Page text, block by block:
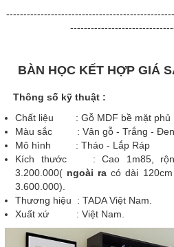
BÀN HỌC KẾT HỢP GIÁ
Thông số kỹ thuật :
Chất liệu : Gỗ MDF bề mặt phủ
Màu sắc : Vân gỗ - Trắng - Đen
Mô hình : Tháo - Lắp Ráp
Kích thước : Cao 1m85,
3.200.000( ngoài ra có dài
3.600.000).
Thương hiệu : TADA Việt Nam.
Xuất xứ : Việt Nam.